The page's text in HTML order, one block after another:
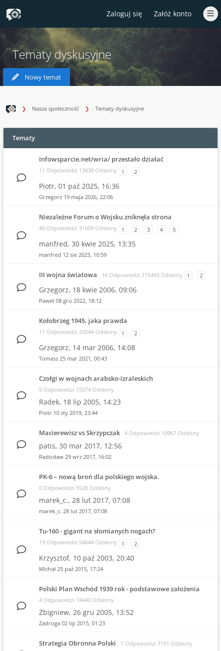
Zaloguj się Załóż konto
Tematy dyskusyjne
Nowy temat
Nasza społeczność Tematy dyskusyjne
Tematy
Infowsparcie.net/wria/ przestało działać
11 Odpowiedzi 13838 Odsłony 1 2
Piotr, 01 paź 2025, 16:36
Grzegorz 19 maja 2026, 22:06
Niezależne Forum o Wojsku zniknęła strona
40 Odpowiedzi 31609 Odsłony 1 2 3 4 5
manfred, 30 kwie 2025, 13:35
manfred 12 sie 2025, 10:59
III wojna światowa 16 Odpowiedzi 115490 Odsłony 1 2
Grzegorz, 18 kwie 2006, 09:06
Pawel 08 gru 2022, 18:12
Kołobrzeg 1945, jaka prawda
11 Odpowiedzi 33244 Odsłony 1 2
Grzegorz, 14 mar 2006, 14:08
Tomasz 25 mar 2021, 00:43
Czołgi w wojnach arabsko-izraleskich
5 Odpowiedzi 15574 Odsłony
Radek, 18 lip 2005, 14:23
Piotr 10 sty 2019, 23:44
Macierewisz vs Skrzypczak 4 Odpowiedzi 10967 Odsłony
patis, 30 mar 2017, 12:56
Radosław 29 wrz 2017, 16:02
PK-6 – nową broń dla polskiego wojska.
0 Odpowiedzi 5528 Odsłony
marek_c., 28 lut 2017, 07:08
marek_c. 28 lut 2017, 07:08
Tu-160 - gigant na słomianych nogach?
19 Odpowiedzi 54644 Odsłony 1 2
Krzysztof, 10 paź 2003, 20:40
Michał 25 paź 2015, 17:24
Polski Plan Wschód 1939 rok - podstawowe założenia
4 Odpowiedzi 18440 Odsłony
Zbigniew, 26 gru 2005, 13:52
Zadroga 02 lip 2015, 01:23
Strategia Obronna Polski 1 Odpowiedzi 7191 Odsłony